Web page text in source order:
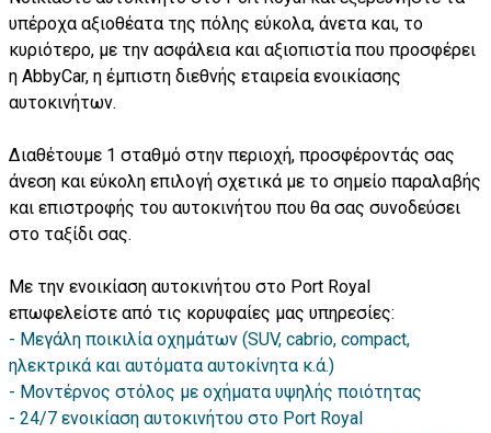
υπέροχα αξιοθέατα της πόλης εύκολα, άνετα και, το
κυριότερο, με την ασφάλεια και αξιοπιστία που προσφέρει
η AbbyCar, η έμπιστη διεθνής εταιρεία ενοικίασης
αυτοκινήτων.
Διαθέτουμε 1 σταθμό στην περιοχή, προσφέροντάς σας
άνεση και εύκολη επιλογή σχετικά με το σημείο παραλαβής
και επιστροφής του αυτοκινήτου που θα σας συνοδεύσει
στο ταξίδι σας.
Με την ενοικίαση αυτοκινήτου στο Port Royal
επωφελείστε από τις κορυφαίες μας υπηρεσίες:
Μεγάλη ποικιλία οχημάτων (SUV, cabrio, compact,
ηλεκτρικά και αυτόματα αυτοκίνητα κ.ά.)
Μοντέρνος στόλος με οχήματα υψηλής ποιότητας
24/7 ενοικίαση αυτοκινήτου στο Port Royal